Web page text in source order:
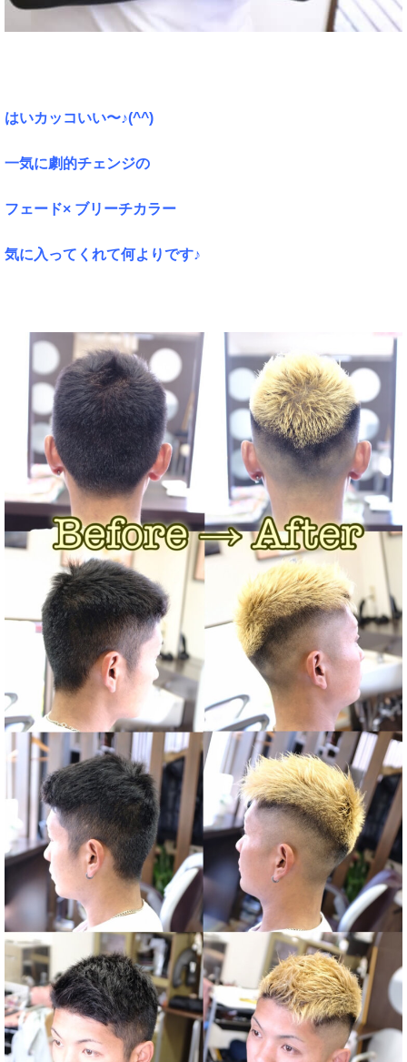
はいカッコいい〜♪(^^)
一気に劇的チェンジの
フェード× ブリーチカラー
気に入ってくれて何よりです♪